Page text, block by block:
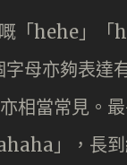
「hehe」「
母亦夠表達
相當常見。
」，長到